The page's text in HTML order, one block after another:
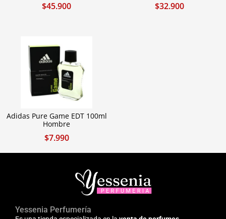
$45.900 $32.900
Adidas Pure Game EDT 100ml
Hombre
$7.990
Yessenia Perfumería